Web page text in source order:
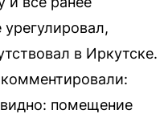
в Иркутске.
помещение